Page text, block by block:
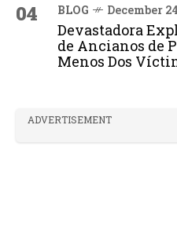
04 BLOG December
Devastadora
de Ancianos de
Menos Dos
ADVERTISEMENT